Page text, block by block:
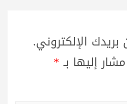
الإلكتروني.
إليها بـ*